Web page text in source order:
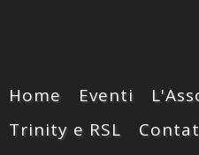
Home Eventi
Trinity e RSL